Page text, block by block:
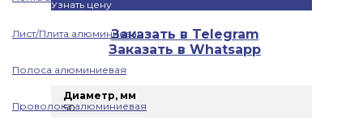
Лист/Плита алюминиевая
Полоса алюминиевая
Проволока алюминиевая
Узнать цену
Заказать в Telegram
Заказать в Whatsapp
Диаметр, мм
50